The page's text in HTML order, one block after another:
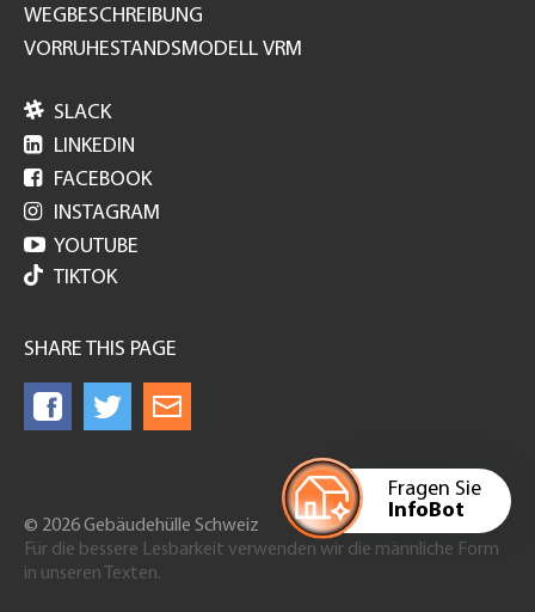
Fragen Sie
InfoBot
WEGBESCHREIBUNG
VORRUHESTANDSMODELL VRM
 SLACK
 LINKEDIN
 FACEBOOK
 INSTAGRAM
 YOUTUBE
TIKTOK
SHARE THIS PAGE
© 2026 Gebäudehülle Schweiz
Für die bessere Lesbarkeit verwenden wir die männliche Form
in unseren Texten.